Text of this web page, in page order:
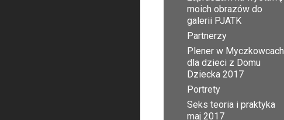
moich obrazów do
galerii PJATK
Partnerzy
Plener w Myczkowcach
dla dzieci z Domu
Dziecka 2017
Portrety
Seks teoria i praktyka
maj 2017